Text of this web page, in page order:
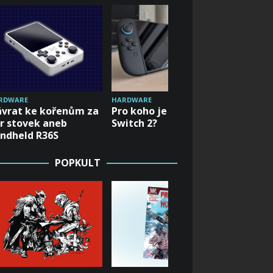
ke kořenům za
stovek aneb
R36S
HARDWARE
Pro koho je Nintendo
Switch 2?
POPKULT